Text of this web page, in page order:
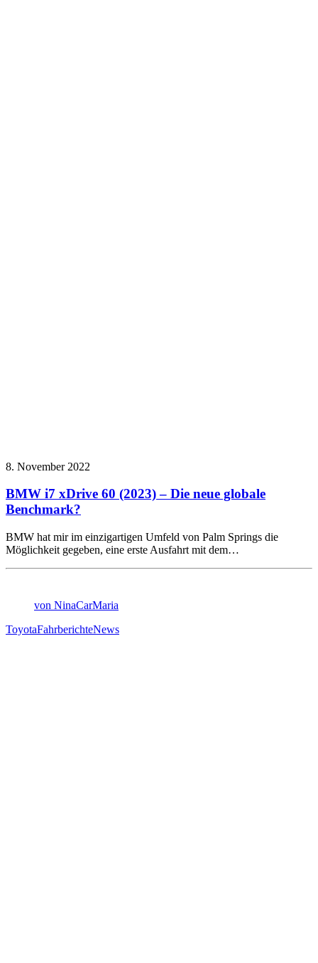
8. November 2022
BMW i7 xDrive 60 (2023) – Die neue globale
Benchmark?
BMW hat mir im einzigartigen Umfeld von Palm Springs die
Möglichkeit gegeben, eine erste Ausfahrt mit dem…
von NinaCarMaria
ToyotaFahrberichteNews